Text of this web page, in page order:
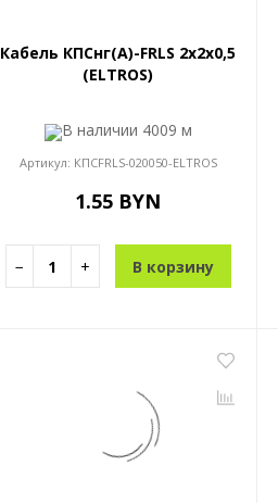
Кабель КПСнг(A)-FRLS 2x2x0,5
(ELTROS)
В наличии 4009 м
Артикул: КПСFRLS-020050-ELTROS
1.55 BYN
− + В корзину